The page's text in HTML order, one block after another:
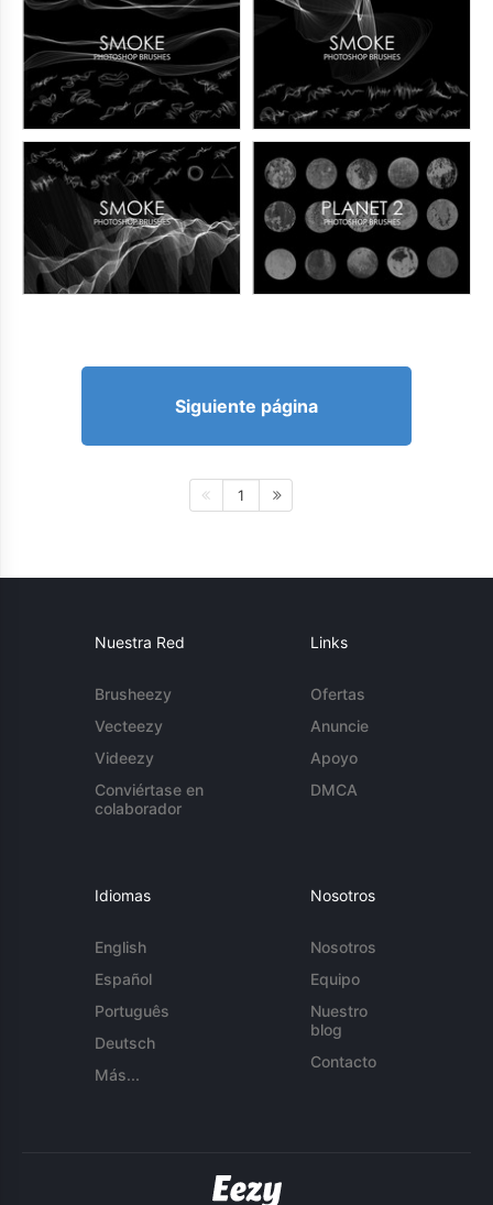
Siguiente página
1
Nuestra Red
Brusheezy
Vecteezy
Videezy
Conviértase en
colaborador
Links
Ofertas
Anuncie
Apoyo
DMCA
Idiomas
English
Español
Português
Deutsch
Más...
Nosotros
Nosotros
Equipo
Nuestro
blog
Contacto